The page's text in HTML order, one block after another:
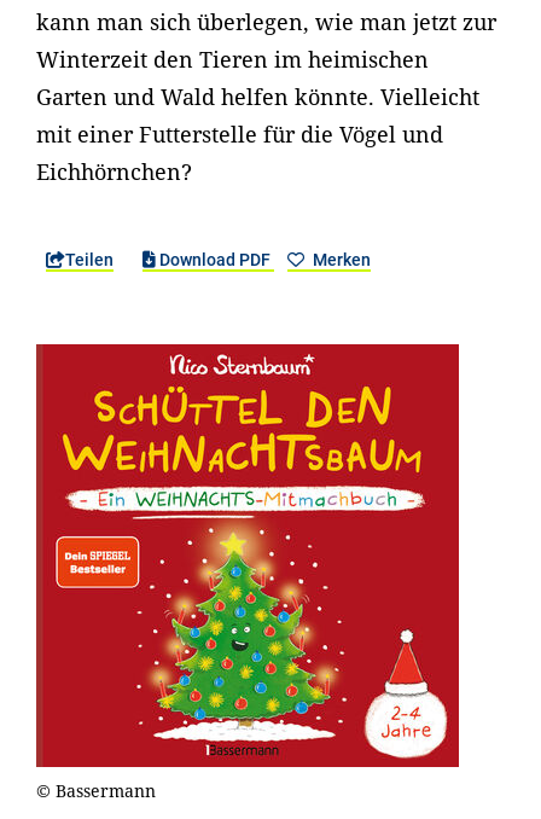
kann man sich überlegen, wie man jetzt zur
Winterzeit den Tieren im heimischen
Garten und Wald helfen könnte. Vielleicht
mit einer Futterstelle für die Vögel und
Eichhörnchen?
Teilen Download PDF Merken
© Bassermann